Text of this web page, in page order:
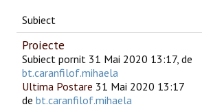
Subiect
Proiecte
Subiect pornit 31 Mai 2020 13:17, de
bt.caranfilof.mihaela
Ultima Postare 31 Mai 2020 13:17
de bt.caranfilof.mihaela